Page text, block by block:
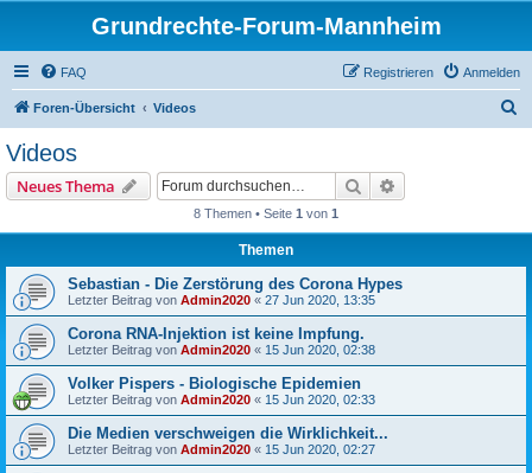
Grundrechte-Forum-Mannheim
FAQ Anmelden
Registrieren
Foren-Übersicht Videos
Videos
Neues Thema Suche
8 Themen • Seite 1 von 1
Themen
Sebastian - Die Zerstörung des Corona Hypes
Letzter Beitrag von Admin2020 « 27 Jun 2020, 13:35
Corona RNA-Injektion ist keine Impfung.
Letzter Beitrag von Admin2020 « 15 Jun 2020, 02:38
Volker Pispers - Biologische Epidemien
Letzter Beitrag von Admin2020 « 15 Jun 2020, 02:33
Die Medien verschweigen die Wirklichkeit...
Letzter Beitrag von Admin2020 « 15 Jun 2020, 02:27